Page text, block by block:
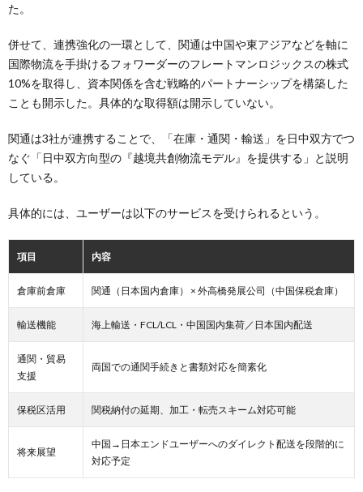
た。
併せて、連携強化の一環として、関通は中国や東アジアなどを軸に
国際物流を手掛けるフォワーダーのフレートマンロジックスの株式
10%を取得し、資本関係を含む戦略的パートナーシップを構築した
ことも開示した。具体的な取得額は開示していない。
関通は3社が連携することで、「在庫・通関・輸送」を日中双方でつ
なぐ「日中双方向型の『越境共創物流モデル』を提供する」と説明
している。
具体的には、ユーザーは以下のサービスを受けられるという。
項目 内容
倉庫前倉庫 関通（日本国内倉庫） × 外高橋発展公司（中国保税倉庫）
輸送機能 海上輸送・FCL/LCL・中国国内集荷／日本国内配送
通関・貿易
支援
両国での通関手続きと書類対応を簡素化
保税区活用 関税納付の延期、加工・転売スキーム対応可能
将来展望
中国→日本エンドユーザーへのダイレクト配送を段階的に
対応予定